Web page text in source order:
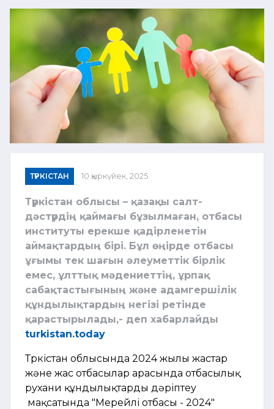
ТҮРКІСТАН 10 қыркүйек, 2025
Түркістан облысы – қазақы салт-
дәстүрдің қаймағы бұзылмаған, отбасы
институты ерекше қадірленетін
аймақтардың бірі. Бұл өңірде отбасы
ұғымы тек шағын әлеуметтік бірлік
емес, ұлттық мәдениеттің, ұрпақ
сабақтастығының және адамгершілік
құндылықтардың негізі ретінде
қарастырылады,- деп хабарлайды
turkistan.today
Түркістан облысында 2024 жылы жастар
және жас отбасылар арасында отбасылық
рухани құндылықтарды дәріптеу
мақсатында "Мерейлі отбасы - 2024"